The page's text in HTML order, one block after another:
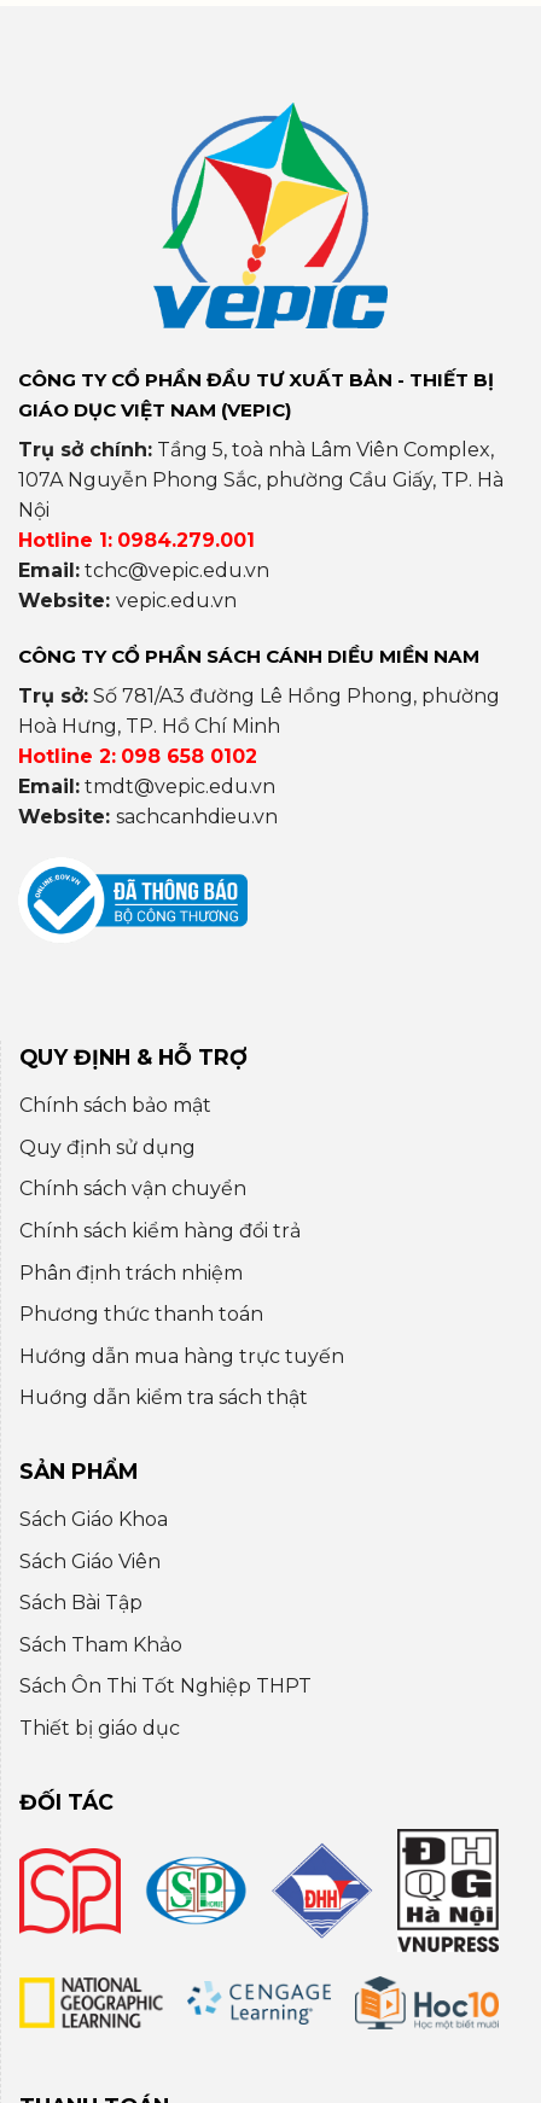
CÔNG TY CỔ PHẦN ĐẦU TƯ XUẤT BẢN - THIẾT BỊ
GIÁO DỤC VIỆT NAM (VEPIC)
Trụ sở chính: Tầng 5, toà nhà Lâm Viên Complex,
107A Nguyễn Phong Sắc, phường Cầu Giấy, TP. Hà
Nội
Hotline 1: 0984.279.001
Email: tchc@vepic.edu.vn
Website: vepic.edu.vn
CÔNG TY CỔ PHẦN SÁCH CÁNH DIỀU MIỀN NAM
Trụ sở: Số 781/A3 đường Lê Hồng Phong, phường
Hoà Hưng, TP. Hồ Chí Minh
Hotline 2: 098 658 0102
Email: tmdt@vepic.edu.vn
Website: sachcanhdieu.vn
QUY ĐỊNH & HỖ TRỢ
Chính sách bảo mật
Quy định sử dụng
Chính sách vận chuyển
Chính sách kiểm hàng đổi trả
Phân định trách nhiệm
Phương thức thanh toán
Hướng dẫn mua hàng trực tuyến
Huớng dẫn kiểm tra sách thật
SẢN PHẨM
Sách Giáo Khoa
Sách Giáo Viên
Sách Bài Tập
Sách Tham Khảo
Sách Ôn Thi Tốt Nghiệp THPT
Thiết bị giáo dục
ĐỐI TÁC